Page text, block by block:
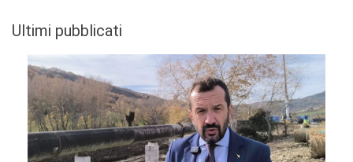
Ultimi pubblicati